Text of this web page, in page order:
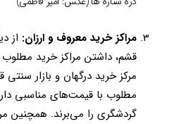
مراکز خرید معروف و ارزان: از
قشم، داشتن مراکز خرید
مرکز خرید درگهان و بازار
مطلوب با قیمت‌های مناسبی
گردشگری را می‌برند. همچنین